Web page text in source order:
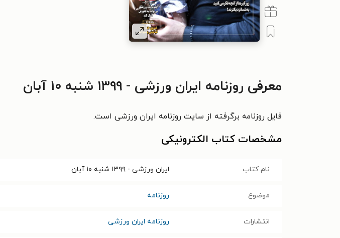
معرفی روزنامه ایران ورزشی - ۱۳۹۹ شنبه ۱۰ آبان
فایل روزنامه برگرفته از سایت روزنامه ایران ورزشی است.
مشخصات کتاب الکترونیکی
نام کتاب ایران ورزشی - ۱۳۹۹ شنبه ۱۰ آبان
موضوع روزنامه
انتشارات روزنامه ایران ورزشی